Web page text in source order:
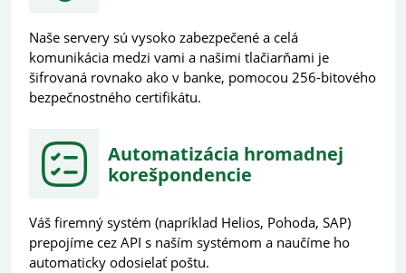
Naše servery sú vysoko zabezpečené a celá
komunikácia medzi vami a našimi tlačiarňami je
šifrovaná rovnako ako v banke, pomocou 256-bitového
bezpečnostného certifikátu.
Automatizácia hromadnej
korešpondencie
Váš firemný systém (napríklad Helios, Pohoda, SAP)
prepojíme cez API s naším systémom a naučíme ho
automaticky odosielať poštu.